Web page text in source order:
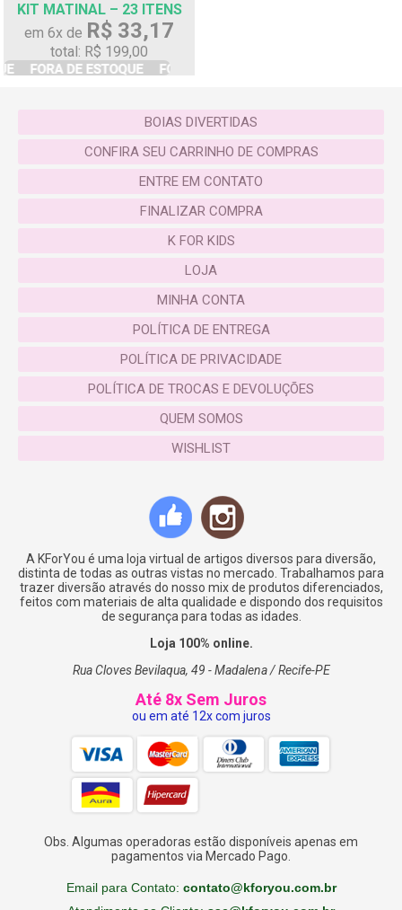
KIT MATINAL – 23 ITENS
em 6x de R$ 33,17
total: R$ 199,00
BOIAS DIVERTIDAS
CONFIRA SEU CARRINHO DE COMPRAS
ENTRE EM CONTATO
FINALIZAR COMPRA
K FOR KIDS
LOJA
MINHA CONTA
POLÍTICA DE ENTREGA
POLÍTICA DE PRIVACIDADE
POLÍTICA DE TROCAS E DEVOLUÇÕES
QUEM SOMOS
WISHLIST
A KForYou é uma loja virtual de artigos diversos para diversão,
distinta de todas as outras vistas no mercado. Trabalhamos para
trazer diversão através do nosso mix de produtos diferenciados,
feitos com materiais de alta qualidade e dispondo dos requisitos
de segurança para todas as idades.
Loja 100% online.
Rua Cloves Bevilaqua, 49 - Madalena / Recife-PE
Até 8x Sem Juros
ou em até 12x com juros
Obs. Algumas operadoras estão disponíveis apenas em
pagamentos via Mercado Pago.
Email para Contato: contato@kforyou.com.br